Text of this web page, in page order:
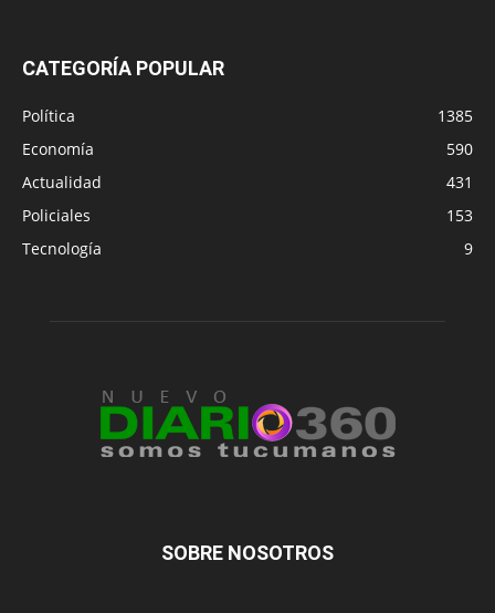
CATEGORÍA POPULAR
Política
1385
Economía
590
Actualidad
431
Policiales
153
Tecnología
9
SOBRE NOSOTROS